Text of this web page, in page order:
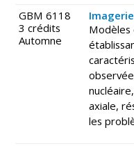
GBM 6118
3 crédits
Automne
Modèles
axiale,
les